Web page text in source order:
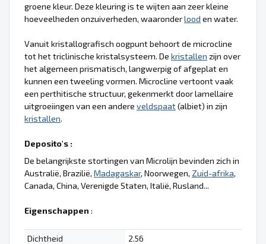
groene kleur. Deze kleuring is te wijten aan zeer kleine
hoeveelheden onzuiverheden, waaronderlood en water.
Vanuit kristallografisch oogpunt behoort de microcline
tot het triclinische kristalsysteem. De kristallen zijn over
het algemeen prismatisch, langwerpig of afgeplat en
kunnen een tweeling vormen. Microcline vertoont vaak
een perthitische structuur, gekenmerkt door lamellaire
uitgroeiingen van een andere veldspaat(albiet) in zijn
kristallen.
Deposito's :
De belangrijkste stortingen van Microlijn bevinden zich in
Australië, Brazilië, Madagaskar, Noorwegen, Zuid-afrika,
Canada, China, Verenigde Staten, Italië, Rusland...
Eigenschappen :
Dichtheid
2.56